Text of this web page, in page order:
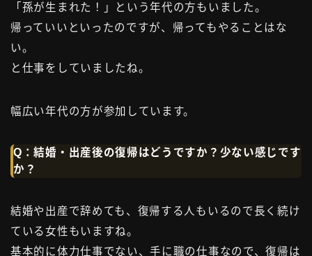
「孫が生まれた！」という年代の方もいました。
帰っていいといったのですが、帰ってもやることはな
い。
と仕事をしていましたね。
幅広い年代の方が参加しています。
Q：結婚・出産後の復帰はどうですか？少ない感じです
か？
結婚や出産で辞めても、復帰する人もいるので長く続け
ている女性もいますね。
基本的に体力仕事でない、手に職の仕事なので、復帰は